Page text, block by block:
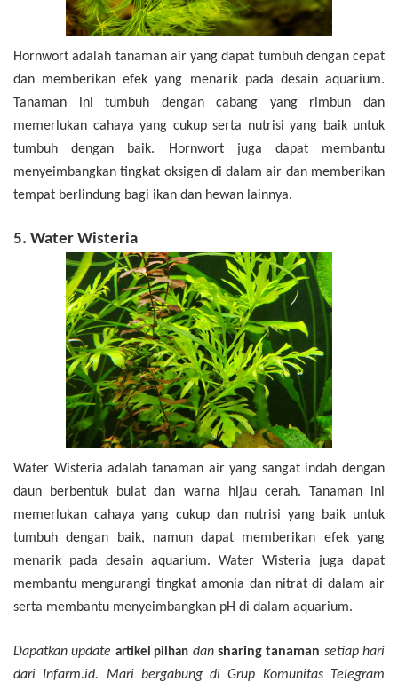
Hornwort adalah tanaman air yang dapat tumbuh dengan cepat
dan memberikan efek yang menarik pada desain aquarium.
Tanaman ini tumbuh dengan cabang yang rimbun dan
memerlukan cahaya yang cukup serta nutrisi yang baik untuk
tumbuh dengan baik. Hornwort juga dapat membantu
menyeimbangkan tingkat oksigen di dalam air dan memberikan
tempat berlindung bagi ikan dan hewan lainnya.
5. Water Wisteria
Water Wisteria adalah tanaman air yang sangat indah dengan
daun berbentuk bulat dan warna hijau cerah. Tanaman ini
memerlukan cahaya yang cukup dan nutrisi yang baik untuk
tumbuh dengan baik, namun dapat memberikan efek yang
menarik pada desain aquarium. Water Wisteria juga dapat
membantu mengurangi tingkat amonia dan nitrat di dalam air
serta membantu menyeimbangkan pH di dalam aquarium.
Dapatkan update artikel pilhan dan sharing tanaman setiap hari
dari Infarm.id. Mari bergabung di Grup Komunitas Telegram